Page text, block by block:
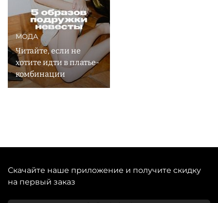
МОДА
Читайте, если не
хотите идти в платье-
комбинации
Скачайте наше приложение и получите скидку
на первый заказ